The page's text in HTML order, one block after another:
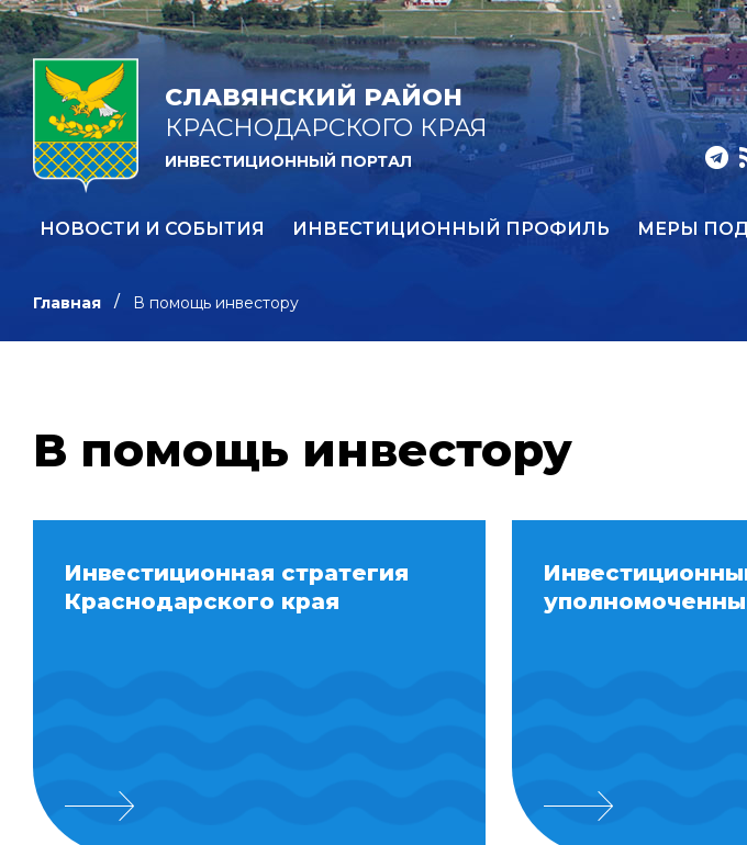
СЛАВЯНСКИЙ РАЙОН
КРАСНОДАРСКОГО КРАЯ
ИНВЕСТИЦИОННЫЙ ПОРТАЛ
НОВОСТИ И СОБЫТИЯ ИНВЕСТИЦИОННЫЙ ПРОФИЛЬ МЕРЫ
Главная В помощь инвестору
В помощь инвестору
Инвестиционная стратегия
Краснодарского края